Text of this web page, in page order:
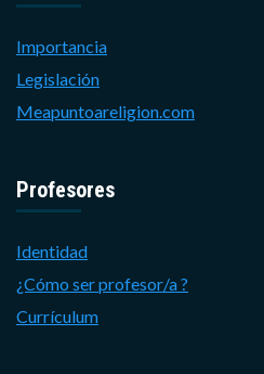
Importancia
Legislación
Meapuntoareligion.com
Profesores
Identidad
¿Cómo ser profesor/a ?
Currículum